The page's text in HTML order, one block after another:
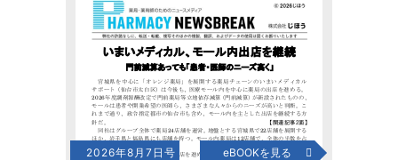
2026年8月7日号 eBOOKを見る